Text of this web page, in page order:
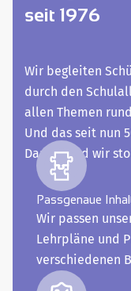
seit 1976
Wir begleiten
durch den
allen Themen
Und das seit nun
Darauf sind wir
Passgenaue
Wir passen
Lehrpläne und
verschiedenen